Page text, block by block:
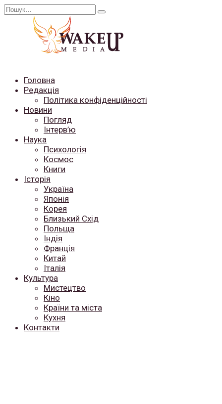
Перейти
Search
Головна
Редакція
Політика конфіденційності
Новини
Погляд
Інтерв’ю
Наука
Психологія
Космос
Книги
Історія
Україна
Японія
Корея
Близький Схід
Польща
Індія
Франція
Китай
Італія
Культура
Мистецтво
Кіно
Країни та міста
Кухня
Контакти